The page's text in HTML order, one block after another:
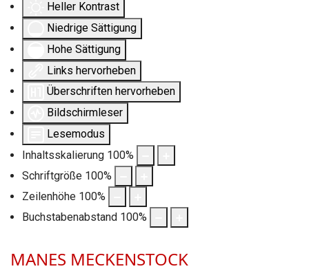
Heller Kontrast
Niedrige Sättigung
Hohe Sättigung
Links hervorheben
Überschriften hervorheben
Bildschirmleser
Lesemodus
Inhaltsskalierung 100%
Schriftgröße 100%
Zeilenhöhe 100%
Buchstabenabstand 100%
MANES MECKENSTOCK